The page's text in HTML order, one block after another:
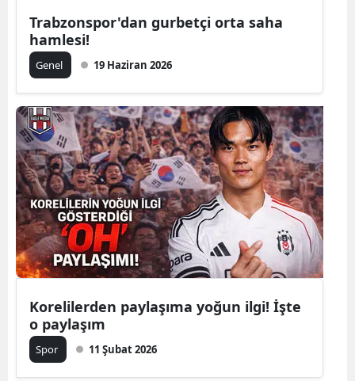
Trabzonspor'dan gurbetçi orta saha
hamlesi!
Genel 19 Haziran 2026
Korelilerden paylaşıma yoğun ilgi! İşte
o paylaşım
Spor 11 Şubat 2026